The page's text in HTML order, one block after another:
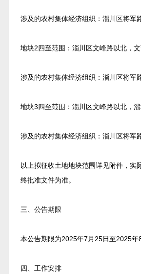
涉及的农村集体经济组织：淄川区将军
地块2四至范围：淄川区文峰路以北，文
涉及的农村集体经济组织：淄川区将军
地块3四至范围：淄川区文峰路以北，淄
涉及的农村集体经济组织：淄川区将军
以上拟征收土地地块范围详见附件，实
终批准文件为准。
三、公告期限
本公告期限为2025年7月25日至2025年8
四、工作安排